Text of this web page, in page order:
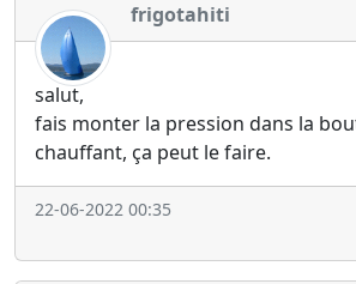
frigotahiti
salut,
fais monter la pression dans la
chauffant, ça peut le faire.
22-06-2022 00:35